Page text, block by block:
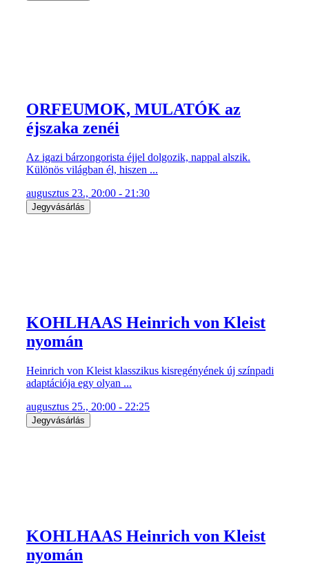
ORFEUMOK, MULATÓK az
éjszaka zenéi
Az igazi bárzongorista éjjel dolgozik, nappal alszik.
Különös világban él, hiszen ...
augusztus 23., 20:00 - 21:30
Jegyvásárlás
KOHLHAAS Heinrich von Kleist
nyomán
Heinrich von Kleist klasszikus kisregényének új színpadi
adaptációja egy olyan ...
augusztus 25., 20:00 - 22:25
Jegyvásárlás
KOHLHAAS Heinrich von Kleist
nyomán